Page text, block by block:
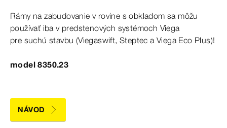
Rámy nazabudovanie v rovine sobkladom sa môžu
používať ibavpredstenových systémoch Viega
pre suchú stavbu (Viegaswift, Steptec aViega Eco Plus)!
model 8350.23
NÁVOD